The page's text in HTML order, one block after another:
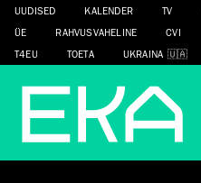
UUDISED KALENDER TV
ÜE
RAHVUSVAHELINE CVI
T4EU
TOETA UKRAINA